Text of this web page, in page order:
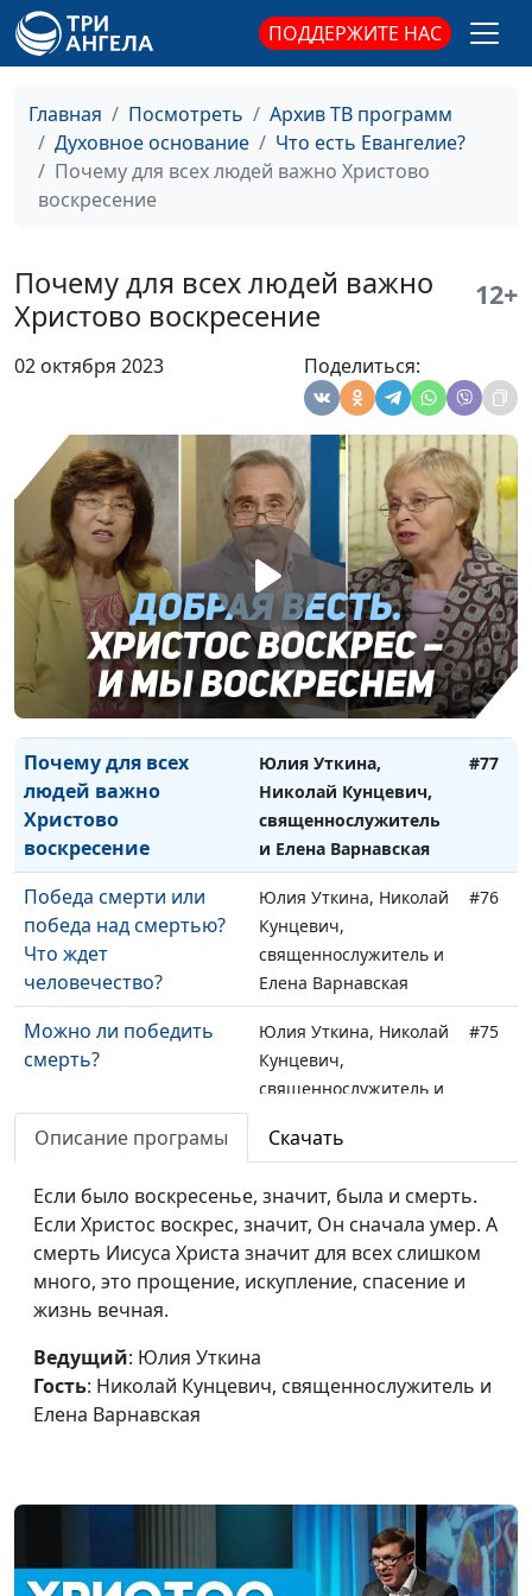
ПОДДЕРЖИТЕ НАС
Главная Посмотреть
Архив ТВ программ
Духовное основание
Что есть Евангелие?
Почему для всех людей важно Христово
воскресение
Почему для всех людей важно
Христово воскресение
12+
02 октября 2023 Поделиться:
священнослужитель и
Елена Варнавская
человеком?
Кунцевич,
священнослужитель и
Елена Варнавская
священнослужитель и
Елена Варнавская
Итак, что такое
Юлия Уткина, Николай
Кунцевич,
священнослужитель и
Елена Варнавская
Слишком хорошо,
чтобы в это поверить
Юлия Уткина, Николай
Кунцевич,
священнослужитель и
Елена Варнавская
#79
Как искоренить в себе
неверие?
Юлия Уткина, Николай
Кунцевич,
священнослужитель и
Елена Варнавская
#78
Почему для всех
людей важно
Христово
воскресение
Юлия Уткина,
Николай Кунцевич,
священнослужитель
и Елена Варнавская
#77
Победа смерти или
победа над смертью?
Что ждет
человечество?
Юлия Уткина, Николай
Кунцевич,
священнослужитель и
Елена Варнавская
#76
Можно ли победить
смерть?
Юлия Уткина, Николай
Кунцевич,
священнослужитель и
#75
знаем, что делаем
Юлия Уткина, Николай
Кунцевич,
священнослужитель и
Елена Варнавская
#74
Избавление от
Юлия Уткина, Николай
священнослужитель и
Елена Варнавская
К чему может
Елена Варнавская
Человек производит
Юлия Уткина, Николай
#71
Описание програмы Скачать
Если было воскресенье, значит, была и смерть.
Если Христос воскрес, значит, Он сначала умер. А
смерть Иисуса Христа значит для всех слишком
много, это прощение, искупление, спасение и
жизнь вечная.
Ведущий: Юлия Уткина
Гость: Николай Кунцевич, священнослужитель и
Елена Варнавская